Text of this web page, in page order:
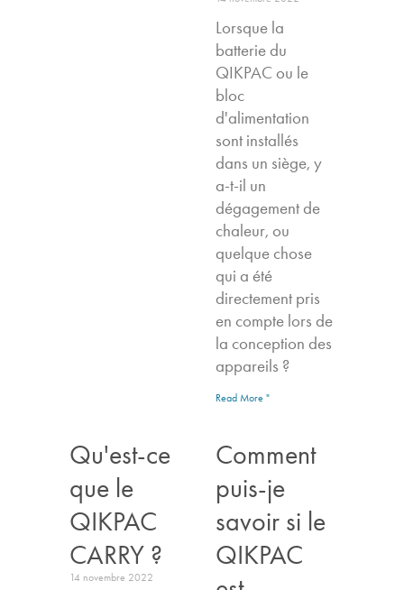
Lorsque la
batterie du
QIKPAC ou le
bloc
d'alimentation
sont installés
dans un siège, y
a-t-il un
dégagement de
chaleur, ou
quelque chose
qui a été
directement pris
en compte lors de
la conception des
appareils ?
Read More "
Qu'est-ce
que le
QIKPAC
CARRY ?
14 novembre 2022
Comment
puis-je
savoir si le
QIKPAC